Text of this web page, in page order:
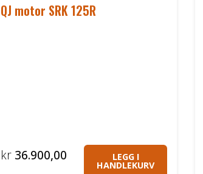
QJ motor SRK 125R
kr 36.900,00 LEGG I
HANDLEKURV